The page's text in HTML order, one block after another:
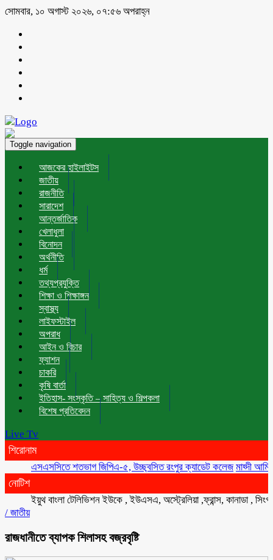
সোমবার, ১০ অগাস্ট ২০২৬, ০৭:৫৬ অপরাহ্ন
Toggle navigation
আজকের হাইলাইটস
জাতীয়
রাজনীতি
সারাদেশ
আন্তর্জাতিক
খেলাধুলা
বিনোদন
অর্থনীতি
ধর্ম
তথ্যপ্রযুক্তি
শিক্ষা ও শিক্ষাঙ্গন
স্বাস্থ্য
লাইফস্টাইল
অপরাধ
আইন ও বিচার
ফ্যাশন
চাকরি
কৃষি বার্তা
ইতিহাস- সংস্কৃতি – সাহিত্য ও শিল্পকলা
বিশেষ প্রতিবেদন
Live Tv
শিরোনাম
এসএসসিতে শতভাগ জিপিএ-৫, উচ্ছ্বসিত রংপুর ক্যাডেট কলেজ মাহ্দী আমিনের
নোটিশ
ইয়ুথ বাংলা টেলিভিশন ইউকে , ইউএসএ, অস্ট্রেলিয়া ,ফ্রান্স, কানাডা , সিংগাপুর ,
/ জাতীয়
রাজধানীতে ব্যাপক শিলাসহ বজ্রবৃষ্টি